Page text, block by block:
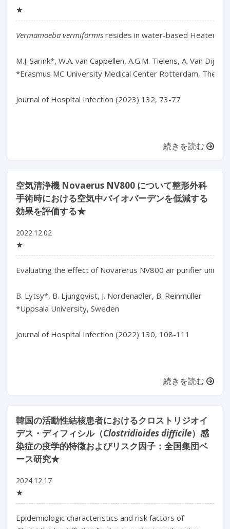
★
Vermamoeba vermiformis resides in water-based Heater-
M.J. Sarink*, W.A. van Cappellen, A.G.M. Tielens, A. Van Dijk,
*Erasmus MC University Medical Center Rotterdam, The
Journal of Hospital Infection (2023) 132, 73-77
続きを読む
空気清浄機 Novaerus NV800 について整形外科
手術時における空気中バイオバーデンを低減する
効果を評価する★
2022.12.02
★
Evaluating the effect of Novarerus NV800 air purifier units
B. Lytsy*, B. Ljungqvist, J. Nordenadler, B. Reinmüller
*Uppsala University, Sweden
Journal of Hospital Infection (2022) 130, 108-111
続きを読む
韓国の活動性結核患者におけるクロストリジオイ
デス・ディフィシル（Clostridioides difficile）感
染症の疫学的特徴およびリスク因子：全国集団ベ
ース研究★
2024.12.17
★
Epidemiologic characteristics and risk factors of